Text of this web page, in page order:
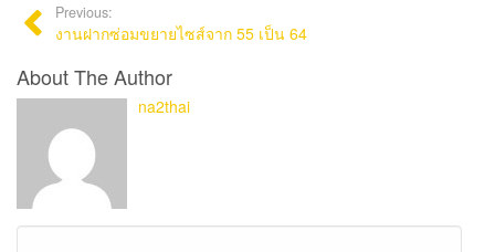
Previous:
งานฝากซ่อมขยายไซส์จาก 55 เป็น 64
About The Author
na2thai